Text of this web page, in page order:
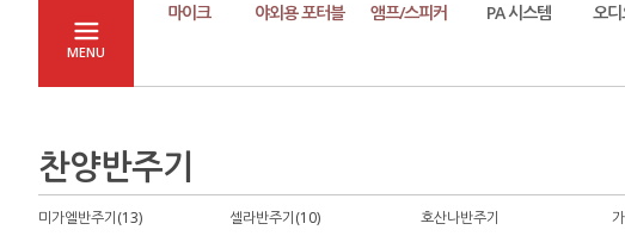
MENU
마이크 야외용 포터블 앰프/스피커 PA 시스템 오
찬양반주기
미가엘반주기(13) 셀라반주기(10) 호산나반주기